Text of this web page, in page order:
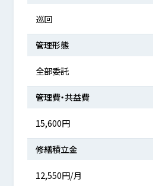
巡回
管理形態
全部委託
管理費・共益費
15,600円
修繕積立金
12,550円/月